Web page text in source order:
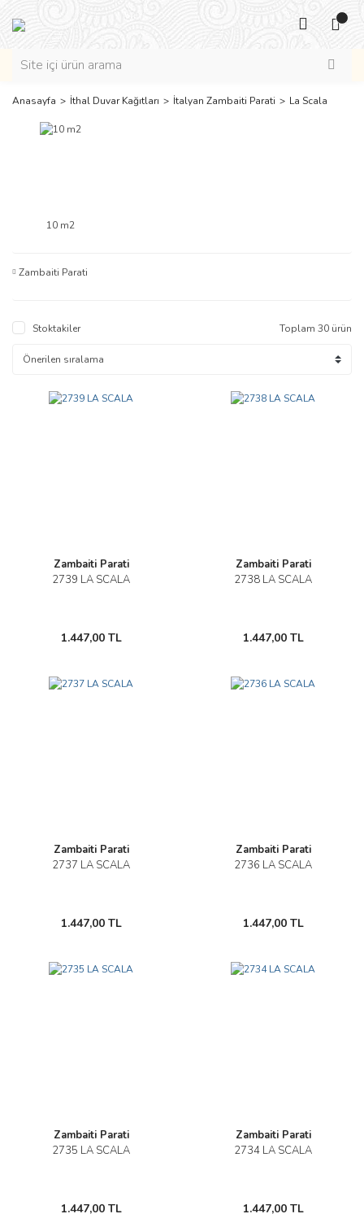
Anasayfa İthal Duvar Kağıtları İtalyan Zambaiti Parati La Scala
10 m2
Zambaiti Parati
Stoktakiler Toplam 30 ürün
Zambaiti Parati
2739 LA SCALA
1.447,00 TL
Zambaiti Parati
2738 LA SCALA
1.447,00 TL
Zambaiti Parati
2737 LA SCALA
1.447,00 TL
Zambaiti Parati
2736 LA SCALA
1.447,00 TL
Zambaiti Parati
2735 LA SCALA
1.447,00 TL
Zambaiti Parati
2734 LA SCALA
1.447,00 TL